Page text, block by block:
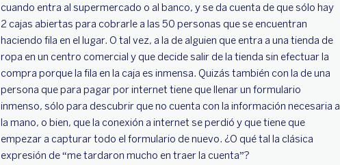
cuando entra al supermercado o al banco, y se da cuenta de que sólo hay
2 cajas abiertas para cobrarle a las 50 personas que se encuentran
haciendo fila en el lugar. O tal vez, a la de alguien que entra a una tienda de
ropa en un centro comercial y que decide salir de la tienda sin efectuar la
compra porque la fila en la caja es inmensa. Quizás también con la de una
persona que para pagar por internet tiene que llenar un formulario
inmenso, sólo para descubrir que no cuenta con la información necesaria a
la mano, o bien, que la conexión a internet se perdió y que tiene que
empezar a capturar todo el formulario de nuevo. ¿O qué tal la clásica
expresión de “me tardaron mucho en traer la cuenta”?